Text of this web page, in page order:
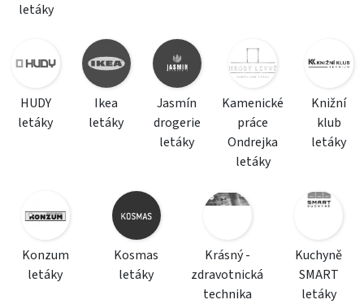
letáky
HUDY
letáky
Ikea
letáky
Jasmín
drogerie
letáky
Kamenické
práce
Ondrejka
letáky
Knižní
klub
letáky
Konzum
letáky
Kosmas
letáky
Krásný -
zdravotnická
technika
Kuchyně
SMART
letáky